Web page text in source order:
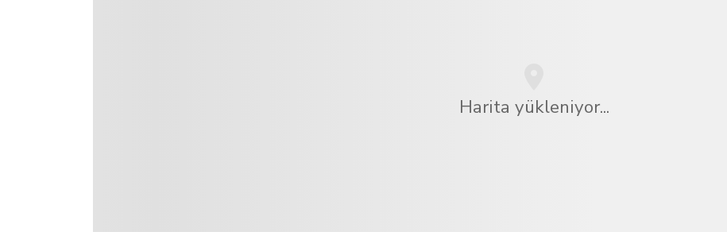
Harita yükleniyor...